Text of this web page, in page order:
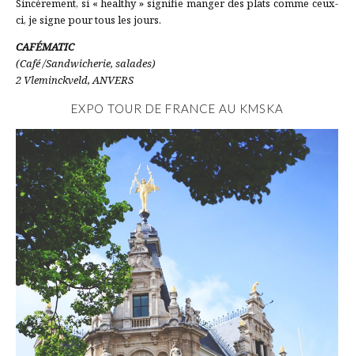
Sincèrement, si « healthy » signifie manger des plats comme ceux-
ci, je signe pour tous les jours.
CAFÉMATIC
(Café /Sandwicherie, salades)
2 Vleminckveld, ANVERS
EXPO TOUR DE FRANCE AU KMSKA